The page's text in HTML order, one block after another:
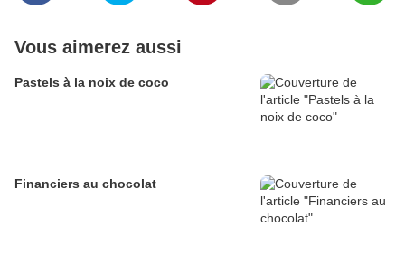
Vous aimerez aussi
Pastels à la noix de coco
Financiers au chocolat